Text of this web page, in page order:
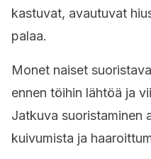
kastuvat, avautuvat
palaa.
Monet naiset
ennen töihin lähtöä ja
Jatkuva suoristaminen
kuivumista ja